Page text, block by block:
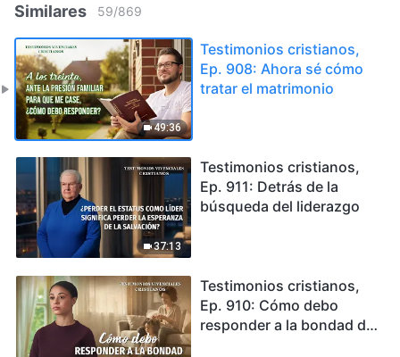
Similares 59/869
49:36
Testimonios cristianos,
Ep. 908: Ahora sé cómo
tratar el matrimonio
37:13
Testimonios cristianos,
Ep. 911: Detrás de la
búsqueda del liderazgo
Testimonios cristianos,
Ep. 910: Cómo debo
responder a la bondad de